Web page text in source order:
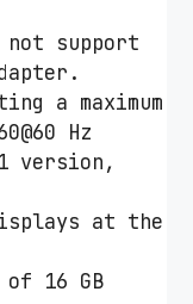
not support
a maximum
Hz
version,
at the
of 16 GB